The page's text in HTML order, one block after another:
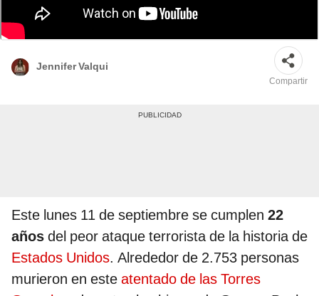
El presidente Joe Biden asistirá a una ceremonia en una base militar en
Anchorage. Foto: composición de Álvaro Lozano/La República/CNN
Jennifer Valqui
Compartir
Este lunes 11 de septiembre se cumplen 22
años del peor ataque terrorista de la historia de
Estados Unidos. Alrededor de 2.753 personas
murieron en este atentado de las Torres